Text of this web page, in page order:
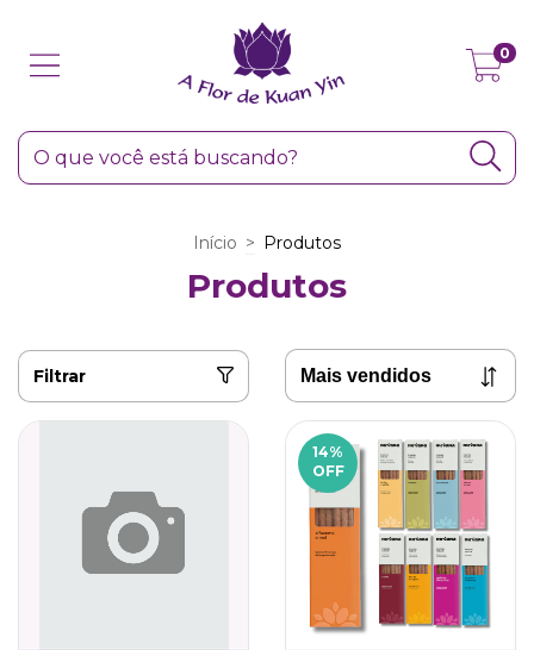
0
Início > Produtos
Produtos
Filtrar
14%
OFF